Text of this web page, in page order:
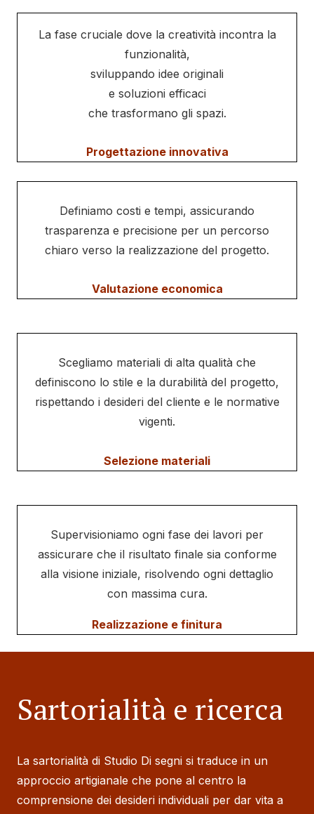
La fase cruciale dove la creatività incontra la
funzionalità,
sviluppando idee originali
e soluzioni efficaci
che trasformano gli spazi.
Progettazione innovativa
Definiamo costi e tempi, assicurando
trasparenza e precisione per un percorso
chiaro verso la realizzazione del progetto.
Valutazione economica
Scegliamo materiali di alta qualità che
definiscono lo stile e la durabilità del progetto,
rispettando i desideri del cliente e le normative
vigenti.
Selezione materiali
Supervisioniamo ogni fase dei lavori per
assicurare che il risultato finale sia conforme
alla visione iniziale, risolvendo ogni dettaglio
con massima cura.
Realizzazione e finitura
Sartorialità e ricerca
La sartorialità di Studio Di segni si traduce in un
approccio artigianale che pone al centro la
comprensione dei desideri individuali per dar vita a